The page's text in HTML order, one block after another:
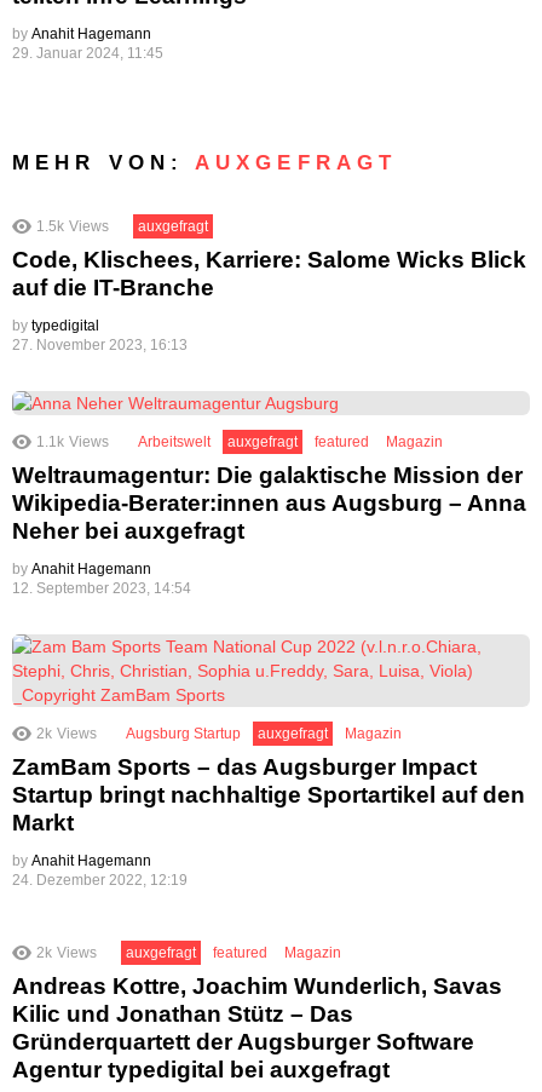
by Anahit Hagemann
29. Januar 2024, 11:45
MEHR VON: AUXGEFRAGT
1.5k Views auxgefragt
Code, Klischees, Karriere: Salome Wicks Blick
auf die IT-Branche
by typedigital
27. November 2023, 16:13
1.1k Views Arbeitswelt auxgefragt featured Magazin
Weltraumagentur: Die galaktische Mission der
Wikipedia-Berater:innen aus Augsburg – Anna
Neher bei auxgefragt
by Anahit Hagemann
12. September 2023, 14:54
2k Views Augsburg Startup auxgefragt Magazin
ZamBam Sports – das Augsburger Impact
Startup bringt nachhaltige Sportartikel auf den
Markt
by Anahit Hagemann
24. Dezember 2022, 12:19
2k Views auxgefragt featured Magazin
Andreas Kottre, Joachim Wunderlich, Savas
Kilic und Jonathan Stütz – Das
Gründerquartett der Augsburger Software
Agentur typedigital bei auxgefragt